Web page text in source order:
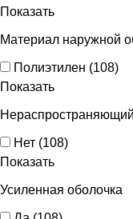
Показать
Материал наружной
Полиэтилен (108)
Показать
Нет (108)
Показать
Усиленная оболочка